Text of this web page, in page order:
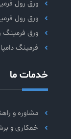
ورق رول
ورق رول
ورق فرمینگ
فرمینگ
خدمات ما
مشاوره و
خمکاری و